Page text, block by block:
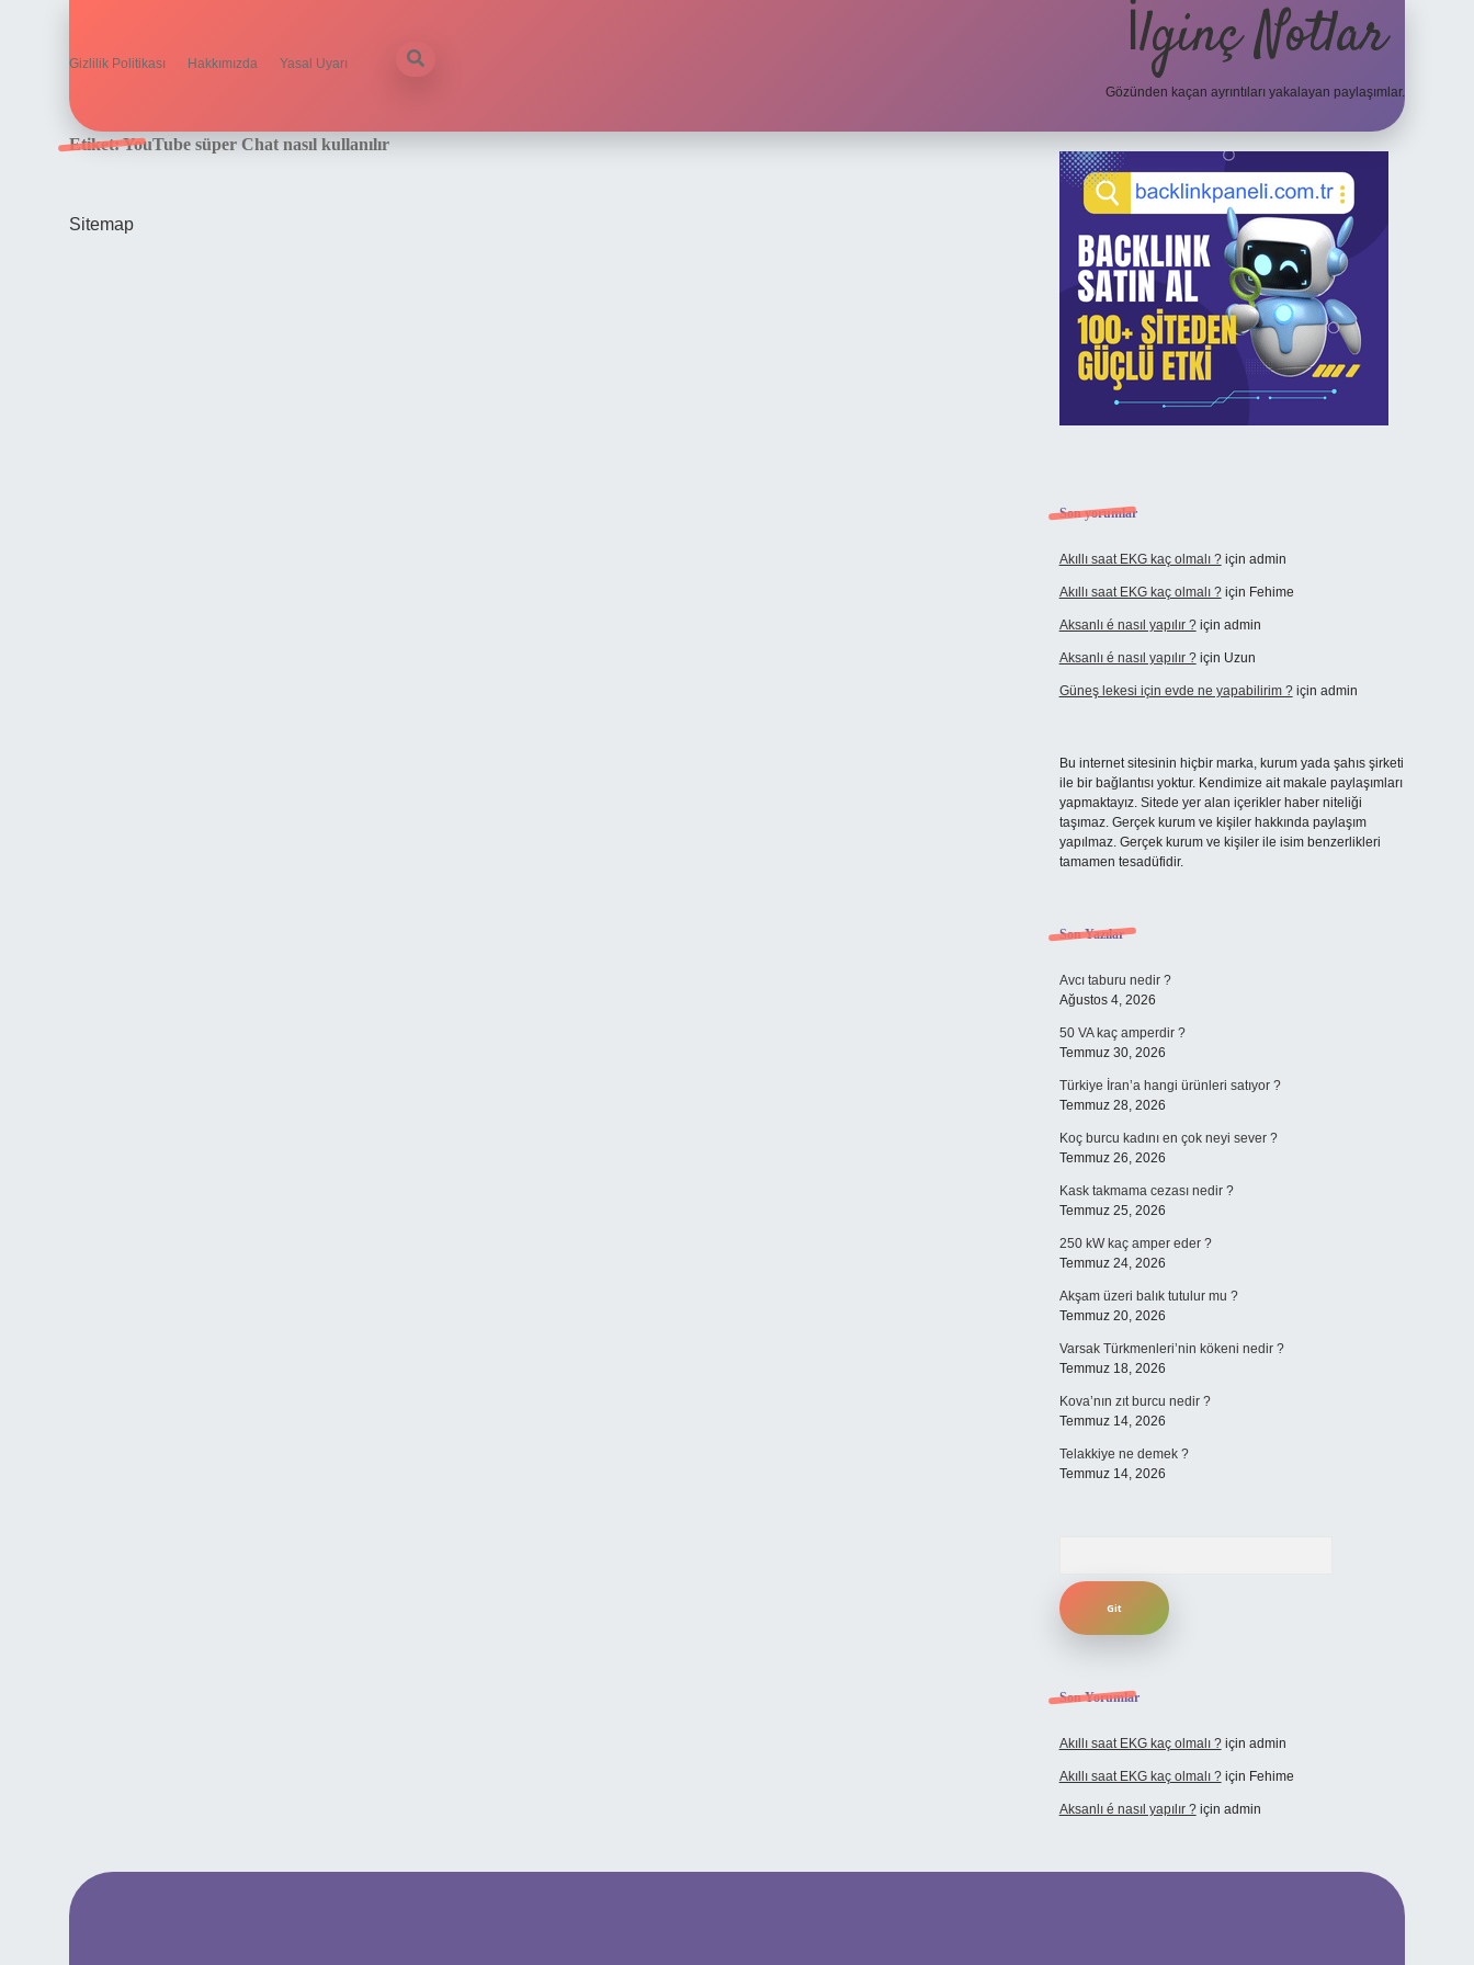
Gizlilik Politikası Hakkımızda Yasal Uyarı İlginç Notlar
Gözünden kaçan ayrıntıları yakalayan paylaşımlar.
Etiket:YouTube süper Chat nasıl kullanılır
Sitemap
Sidebar
Son yorumlar
Akıllı saat EKG kaç olmalı ?için admin
Akıllı saat EKG kaç olmalı ?için Fehime
Aksanlı é nasıl yapılır ?için admin
Aksanlı é nasıl yapılır ?için Uzun
Güneş lekesi için evde ne yapabilirim ?için admin
Bu internet sitesinin hiçbir marka, kurum yada şahıs şirketi
ile bir bağlantısı yoktur. Kendimize ait makale paylaşımları
yapmaktayız. Sitede yer alan içerikler haber niteliği
taşımaz. Gerçek kurum ve kişiler hakkında paylaşım
yapılmaz. Gerçek kurum ve kişiler ile isim benzerlikleri
tamamen tesadüfidir.
Son Yazılar
Avcı taburu nedir ?
Ağustos 4, 2026
50 VA kaç amperdir ?
Temmuz 30, 2026
Türkiye İran’a hangi ürünleri satıyor ?
Temmuz 28, 2026
Koç burcu kadını en çok neyi sever ?
Temmuz 26, 2026
Kask takmama cezası nedir ?
Temmuz 25, 2026
250 kW kaç amper eder ?
Temmuz 24, 2026
Akşam üzeri balık tutulur mu ?
Temmuz 20, 2026
Varsak Türkmenleri’nin kökeni nedir ?
Temmuz 18, 2026
Kova’nın zıt burcu nedir ?
Temmuz 14, 2026
Telakkiye ne demek ?
Temmuz 14, 2026
Son Yorumlar
Akıllı saat EKG kaç olmalı ?için admin
Akıllı saat EKG kaç olmalı ?için Fehime
Aksanlı é nasıl yapılır ?için admin